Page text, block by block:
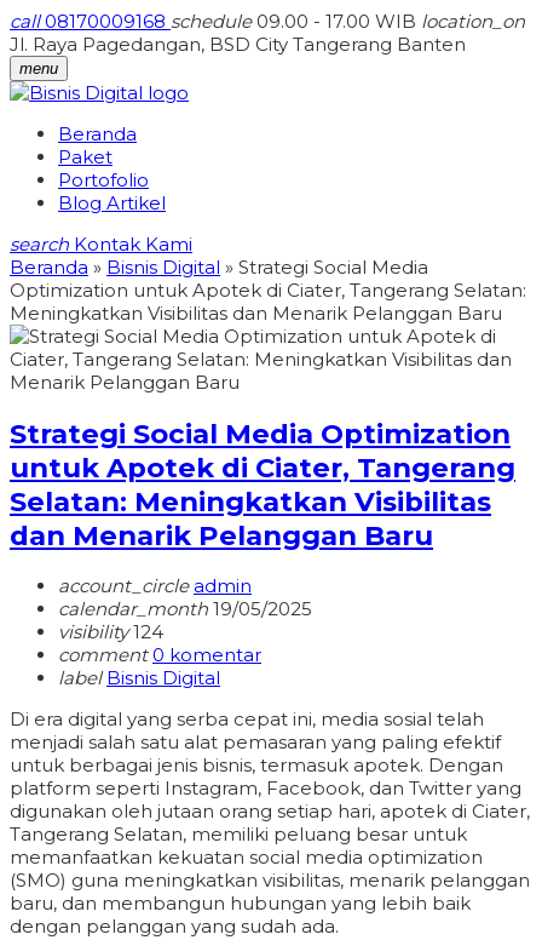
call08170009168 schedule09.00 - 17.00 WIB location_on
Jl. Raya Pagedangan, BSD City Tangerang Banten
menu
Beranda
Paket
Portofolio
Blog Artikel
search Kontak Kami
Beranda » Bisnis Digital » Strategi Social Media
Optimization untuk Apotek di Ciater, Tangerang Selatan:
Meningkatkan Visibilitas dan Menarik Pelanggan Baru
Strategi Social Media Optimization
untuk Apotek di Ciater, Tangerang
Selatan: Meningkatkan Visibilitas
dan Menarik Pelanggan Baru
account_circle admin
calendar_month 19/05/2025
visibility124
comment 0 komentar
label Bisnis Digital
Di era digital yang serba cepat ini, media sosial telah
menjadi salah satu alat pemasaran yang paling efektif
untuk berbagai jenis bisnis, termasuk apotek. Dengan
platform seperti Instagram, Facebook, dan Twitter yang
digunakan oleh jutaan orang setiap hari, apotek di Ciater,
Tangerang Selatan, memiliki peluang besar untuk
memanfaatkan kekuatan social media optimization
(SMO) guna meningkatkan visibilitas, menarik pelanggan
baru, dan membangun hubungan yang lebih baik
dengan pelanggan yang sudah ada.